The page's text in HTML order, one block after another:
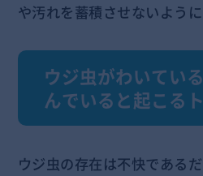
や汚れを蓄積させないよう
ウジ虫がわいてい
んでいると起こる
ウジ虫の存在は不快である